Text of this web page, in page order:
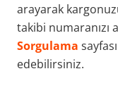
arayarak
takibi numaranızı
Sorgulama
edebilirsiniz.